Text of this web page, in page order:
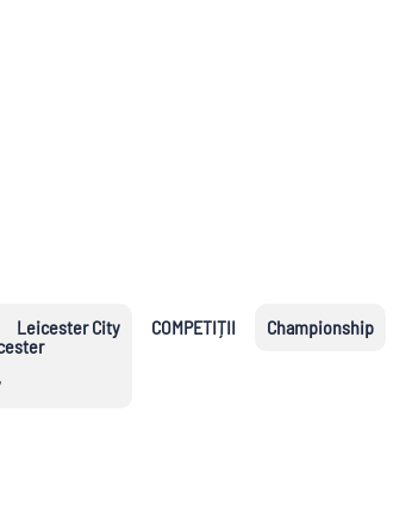
Leicester City COMPETIȚII Championship